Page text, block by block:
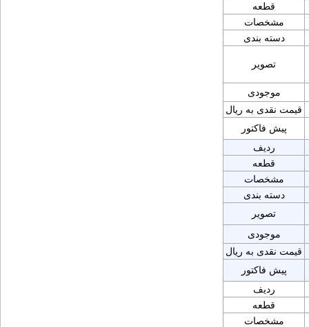
قطعه
مشخصات
دسته بندی
تصویر
موجودی
قیمت نقدی به ریال
پیش فاکتور
ردیف
قطعه
مشخصات
دسته بندی
تصویر
موجودی
قیمت نقدی به ریال
پیش فاکتور
ردیف
قطعه
مشخصات